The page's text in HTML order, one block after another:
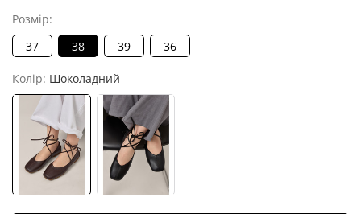
Розмір:
37
38 39 36
Колір: Шоколадний